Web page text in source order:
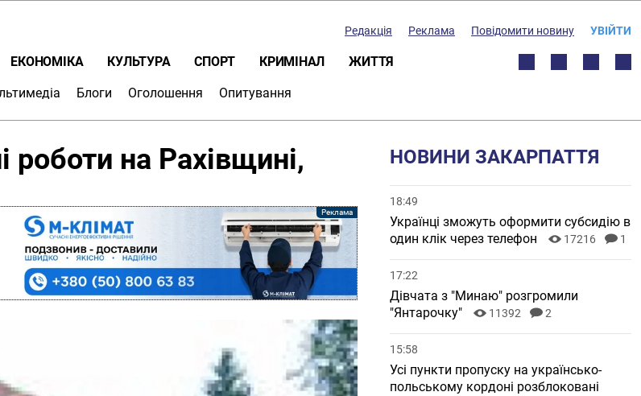
Редакція Реклама Повідомити новину УВІЙТИ
ЕКОНОМІКА КУЛЬТУРА СПОРТ КРИМІНАЛ ЖИТТЯ
Блоги Оголошення Опитування
роботи на Рахівщині, НОВИНИ ЗАКАРПАТТЯ
18:49
Українці зможуть оформити субсидію в
один клік через телефон
17216 1
17:22
Дівчата з "Минаю" розгромили
"Янтарочку"
11392 2
15:58
Усі пункти пропуску на українсько-
польському кордоні розблоковані